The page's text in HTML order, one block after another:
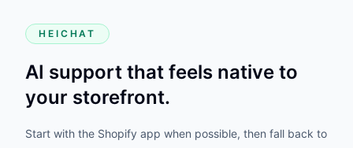
HEICHAT
AI support that feels native to
your storefront.
Start with the Shopify app when possible, then fall back to